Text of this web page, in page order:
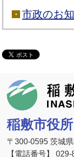
市政のお
稲敷市役所
〒300-0595 茨城
【電話番号】 029-